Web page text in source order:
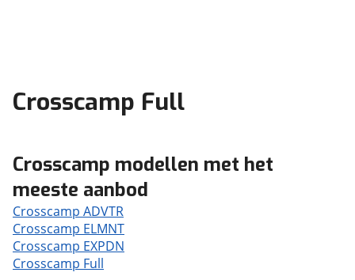
Crosscamp Full
Crosscamp modellen met het
meeste aanbod
Crosscamp ADVTR
Crosscamp ELMNT
Crosscamp EXPDN
Crosscamp Full